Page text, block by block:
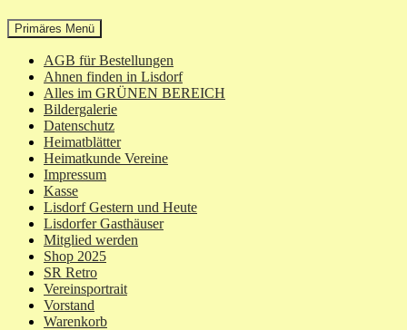
Suchen
Primäres Menü
AGB für Bestellungen
Ahnen finden in Lisdorf
Alles im GRÜNEN BEREICH
Bildergalerie
Datenschutz
Heimatblätter
Heimatkunde Vereine
Impressum
Kasse
Lisdorf Gestern und Heute
Lisdorfer Gasthäuser
Mitglied werden
Shop 2025
SR Retro
Vereinsportrait
Vorstand
Warenkorb